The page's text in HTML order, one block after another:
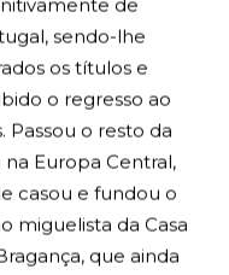
sendo-lhe
os títulos e
o regresso ao
Passou o resto da
na Europa Central,
casou e fundou o
miguelista da Casa
que ainda